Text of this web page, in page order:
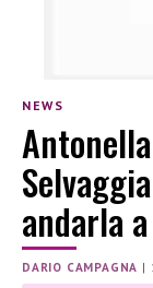
NEWS
andarla
DARIO CAMPAGNA |